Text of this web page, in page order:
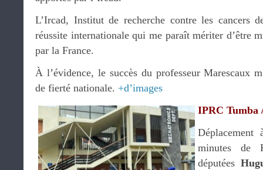
L’Ircad, Institut de recherche contre les cancers
réussite internationale qui me paraît mériter d’être
par la France.
À l’évidence, le succès du professeur Marescaux
de fierté nationale. +d’images
IPRC Tumba
minutes de
députées